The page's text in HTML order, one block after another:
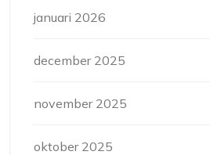
januari 2026
december 2025
november 2025
oktober 2025